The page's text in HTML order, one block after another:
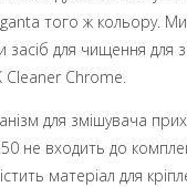
того ж кольору.
засіб для чищення для
Cleaner Chrome.
для змішувача
не входить до
матеріал для